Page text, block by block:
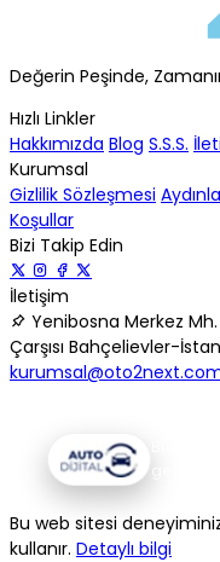
Değerin Peşinde,
Hızlı Linkler
Hakkımızda Blog S.S.S.
Kurumsal
Gizlilik Sözleşmesi
Koşullar
Bizi Takip Edin
İletişim
Yenibosna Merkez
Çarşısı Bahçelievler-
Bu
Bu web sitesi
kullanır. Detaylı bilgi